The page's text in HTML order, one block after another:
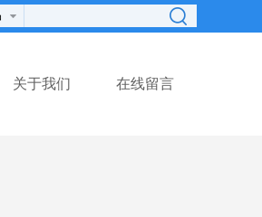
关于我们 在线留言